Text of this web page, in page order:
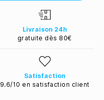
Livraison 24h
gratuite dès 80€
Satisfaction
9.6/10 en satisfaction client